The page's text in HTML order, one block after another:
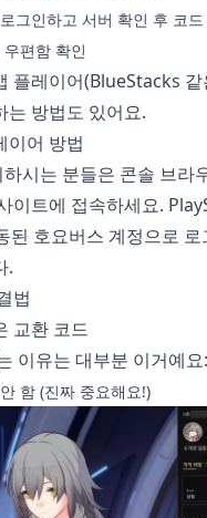
그인하고 서버 확인 후 코드
편함 확인
플레이어(BlueStacks
는 방법도 있어요.
이어 방법
시는 분들은 콘솔 브라
이트에 접속하세요.
호요버스 계정으로 로
.
법
교환 코드
이유는 대부분 이거예요:
함 (진짜 중요해요!)